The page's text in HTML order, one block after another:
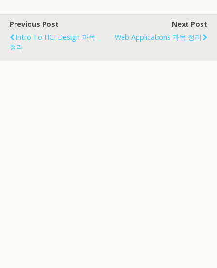
Previous Post
Intro To HCI Design 과목
정리
Next Post
Web Applications 과목 정리